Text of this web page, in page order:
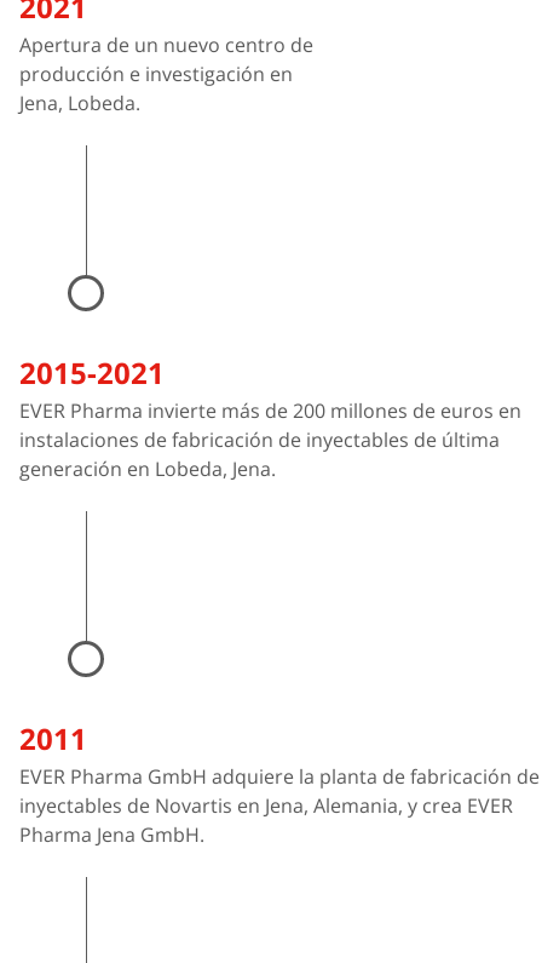
Apertura de un nuevo centro de
producción e investigación en
Jena, Lobeda.
2015-2021
EVER Pharma invierte más de 200 millones de euros en
instalaciones de fabricación de inyectables de última
generación en Lobeda, Jena.
2011
EVER Pharma GmbH adquiere la planta de fabricación de
inyectables de Novartis en Jena, Alemania, y crea EVER
Pharma Jena GmbH.